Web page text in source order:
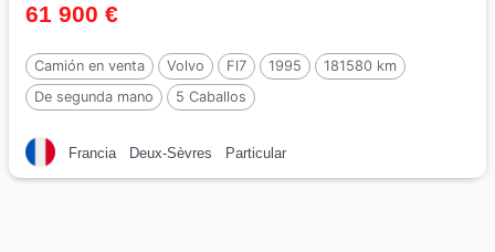
61 900 €
Camión en venta Volvo Fl7 1995
181580 km
De segunda mano
5 Caballos
Francia Deux-Sèvres Particular